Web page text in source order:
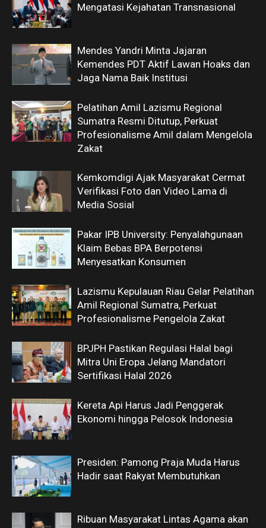
Mengatasi Kejahatan Transnasional
Mendes Yandri Minta Jajaran
Kemendes PDT Aktif Lawan Hoaks dan
Jaga Nama Baik Institusi
Pelatihan Amil Lazismu Regional
Sumatra Resmi Ditutup, Perkuat
Profesionalisme Amil dalam Mengelola
Zakat
Kemkomdigi Ajak Masyarakat Cermat
Verifikasi Foto dan Video Lama di
Media Sosial
Pakar IPB University: Penyalahgunaan
Klaim Bebas BPA Berpotensi
Menyesatkan Konsumen
Lazismu Kepulauan Riau Gelar Pelatihan
Amil Regional Sumatra, Perkuat
Profesionalisme Pengelola Zakat
BPJPH Pastikan Regulasi Halal bagi
Mitra Uni Eropa Jelang Mandatori
Sertifikasi Halal 2026
Kereta Api Harus Jadi Penggerak
Ekonomi hingga Pelosok Indonesia
Presiden: Pamong Praja Muda Harus
Hadir saat Rakyat Membutuhkan
Ribuan Masyarakat Lintas Agama akan